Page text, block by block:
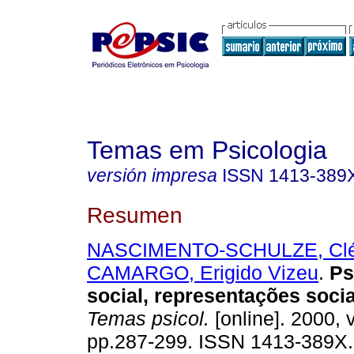
Temas em Psicologia
versión impresa ISSN 1413-
Resumen
NASCIMENTO-SCHULZE,
CAMARGO, Erigido Vizeu.
social, representações
Temas psicol. [online]. 2000,
pp.287-299. ISSN 1413-389X.